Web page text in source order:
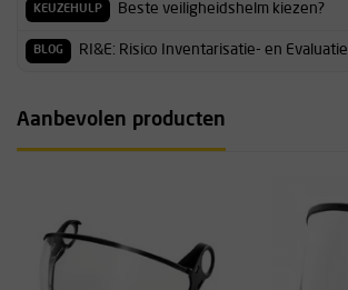
KEUZEHULP Beste veiligheidshelm kiezen?
BLOG RI&E: Risico Inventarisatie- en Evaluatie
Aanbevolen producten